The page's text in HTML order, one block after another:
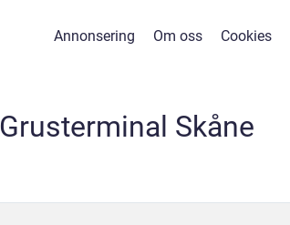
Annonsering Om oss Cookies
Grusterminal Skåne